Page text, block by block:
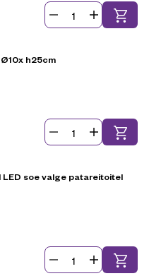
h25cm
soe valge patareitoitel